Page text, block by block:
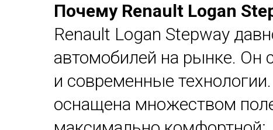
Почему Renault Logan
Renault Logan Stepway
автомобилей на рынке. Он
и современные
оснащена множеством